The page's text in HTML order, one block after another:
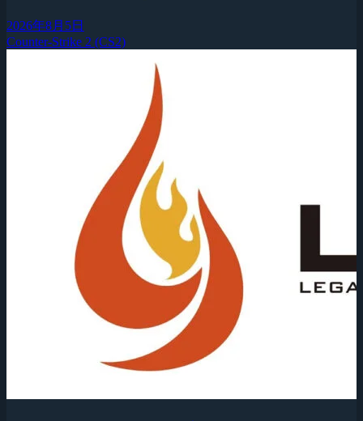
2026年8月5日
Counter-Strike 2 (CS2)